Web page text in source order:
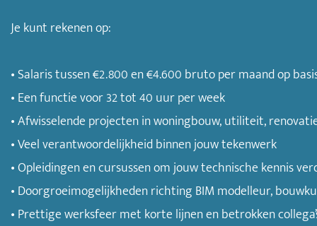
Je kunt rekenen op:
• Salaris tussen €2.800 en €4.600 bruto per maand op
• Een functie voor 32 tot 40 uur per week
• Afwisselende projecten in woningbouw, utiliteit,
• Veel verantwoordelijkheid binnen jouw tekenwerk
• Opleidingen en cursussen om jouw technische kennis
• Doorgroeimogelijkheden richting BIM modelleur,
• Prettige werksfeer met korte lijnen en betrokken